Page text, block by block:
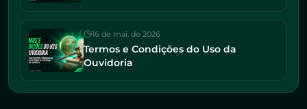
16 de mai. de 2026
Termos e Condições do Uso da
Ouvidoria